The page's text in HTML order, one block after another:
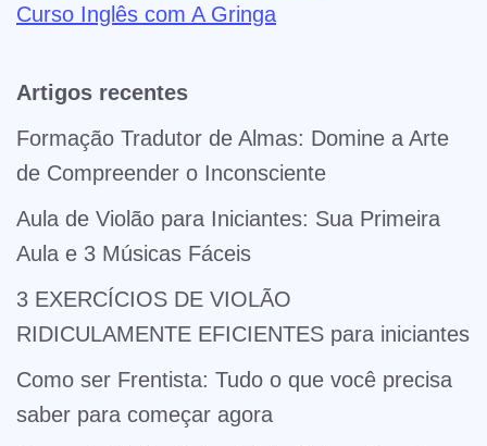
Curso Inglês com A Gringa
Artigos recentes
Formação Tradutor de Almas: Domine a Arte
de Compreender o Inconsciente
Aula de Violão para Iniciantes: Sua Primeira
Aula e 3 Músicas Fáceis
3 EXERCÍCIOS DE VIOLÃO
RIDICULAMENTE EFICIENTES para iniciantes
Como ser Frentista: Tudo o que você precisa
saber para começar agora